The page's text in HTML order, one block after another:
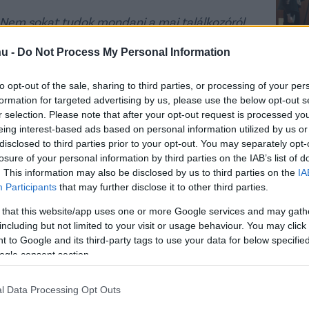
- Do Not Process My Personal Information
opt-out of the sale, sharing to third parties, or processing of your
for targeted advertising by us, please use the below opt-out
selection. Please note that after your opt-out request is processed
interest-based ads based on personal information utilized by us
to third parties prior to your opt-out. You may separately
of your personal information by third parties on the IAB’s list of
This information may also be disclosed by us to third parties on the
Participants that may further disclose it to other third parties.
that this website/app uses one or more Google services and may
but not limited to your visit or usage behaviour. You may
to Google and its third-party tags to use your data for below
consent section.
Data Processing Opt Outs
sokat tudok mondani a mai találkozóról.
nagyon meglepett minket, és bár
jó az eredményességhez, főleg a kapu
félidőben próbálkoztunk, de komolyabb
amik nem tetszettek már a felkészülés
hogy Onovo, Tajti vagy Kiss nem állt
ült ugyan, de még nem hadra fogható. Nem
de a legnagyobb baj a sérültjeink.
hozzá, hogy a szurkolók már igen hamar
első gól után már ez az
az én felelősségem